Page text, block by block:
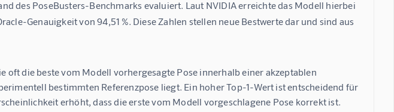
des PoseBusters-Benchmarks evaluiert. Laut NVIDIA erreichte das Modell hierbei
Genauigkeit von 94,51 %. Diese Zahlen stellen neue Bestwerte dar und sind aus
oft die beste vom Modell vorhergesagte Pose innerhalb einer akzeptablen
bestimmten Referenzpose liegt. Ein hoher Top-1-Wert ist entscheidend für
erhöht, dass die erste vom Modell vorgeschlagene Pose korrekt ist.